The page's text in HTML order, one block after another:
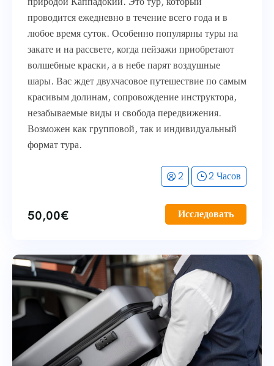
проводится ежедневно в течение всего года и в
любое время суток. Особенно популярны туры на
закате и на рассвете, когда пейзажи приобретают
волшебные краски, а в небе парят воздушные
шары. Вас ждет двухчасовое путешествие по самым
красивым долинам, сопровождение инструктора,
незабываемые виды и свобода передвижения.
Возможен как групповой, так и индивидуальный
формат тура.
2 2 Часов
50,00€ Исследовать